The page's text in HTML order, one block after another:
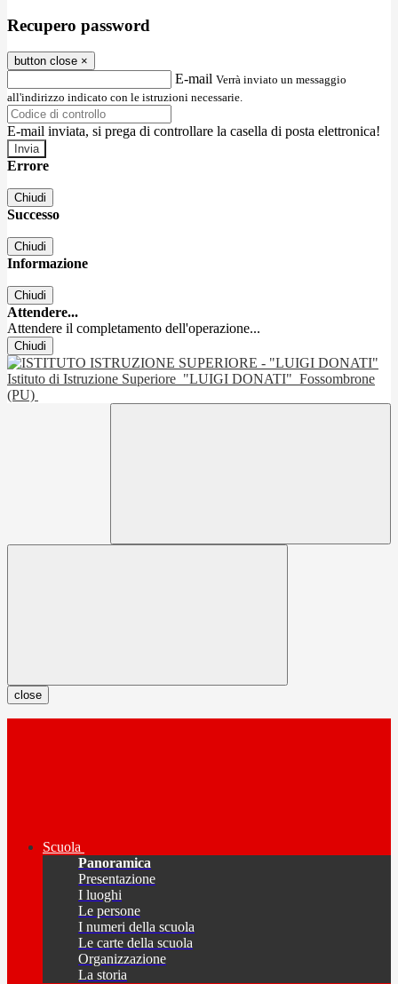
Recupero password
button close ×
E-mail Verrà inviato un messaggio
all'indirizzo indicato con le istruzioni necessarie.
E-mail inviata, si prega di controllare la casella di posta elettronica!
Errore
Chiudi
Successo
Chiudi
Informazione
Chiudi
Attendere...
Attendere il completamento dell'operazione...
Chiudi
Istituto di Istruzione Superiore "LUIGI DONATI" Fossombrone
(PU)
close
Scuola
Panoramica
Presentazione
I luoghi
Le persone
I numeri della scuola
Le carte della scuola
Organizzazione
La storia